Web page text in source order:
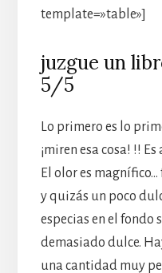
template=»table»]
juzgue un
5/5
Lo primero es lo
¡miren esa cosa! !!
El olor es
y quizás un poco
especias en el fondo
demasiado dulce.
una cantidad muy